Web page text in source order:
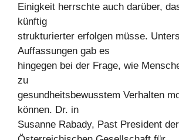
Einigkeit herrschte auch darüber,
künftig
strukturierter erfolgen müsse.
Auffassungen gab es
hingegen bei der Frage, wie
zu
gesundheitsbewusstem Verhalten
können. Dr. in
Susanne Rabady, Past President der